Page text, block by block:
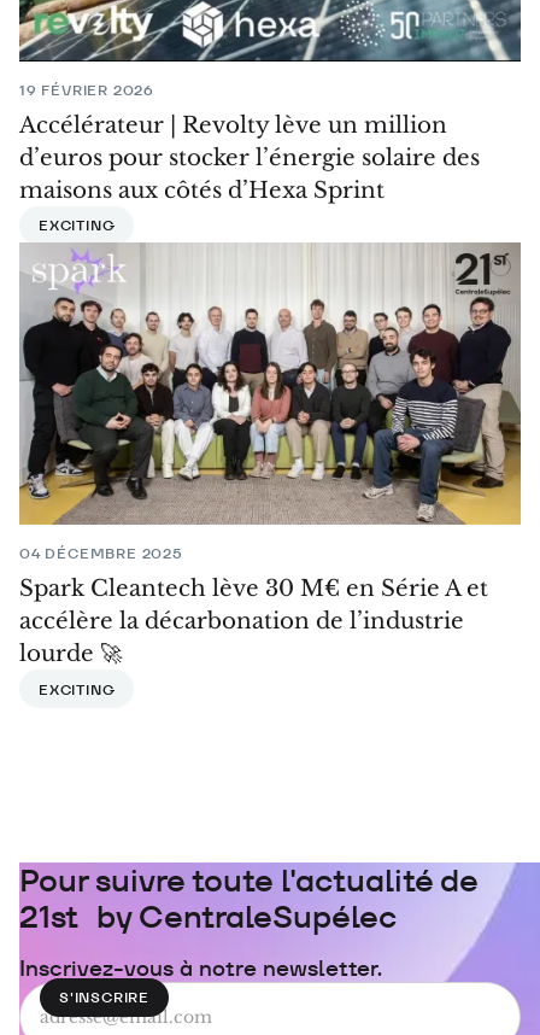
19 FÉVRIER 2026
Accélérateur | Revolty lève un million
d’euros pour stocker l’énergie solaire des
maisons aux côtés d’Hexa Sprint
EXCITING
04 DÉCEMBRE 2025
Spark Cleantech lève 30 M€ en Série A et
accélère la décarbonation de l’industrie
lourde 🚀
EXCITING
Pour suivre toute l'actualité de
21st by CentraleSupélec
Inscrivez-vous à notre newsletter.